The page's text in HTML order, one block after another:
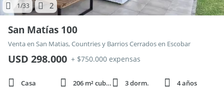
1/33 2
San Matías 100
Venta en San Matias, Countries y Barrios Cerrados en Escobar
USD 298.000 + $750.000 expensas
Casa 206 m² cubie. 3 dorm.
4 años